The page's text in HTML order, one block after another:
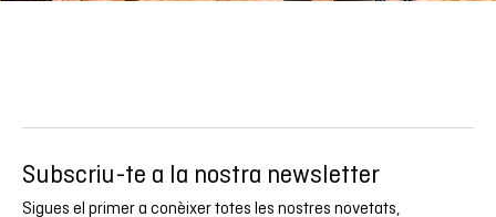
Subscriu-te a la nostra newsletter
Sigues el primer a conèixer totes les nostres novetats,